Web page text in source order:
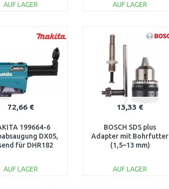
AUF LAGER
AUF LAGER
Vergleichen
72,66 €
199664-6
DX05,
für DHR182
AUF LAGER
13,33 €
BOSCH SDS plus
Adapter mit Bohrfutter
(1,5–13 mm)
AUF LAGER